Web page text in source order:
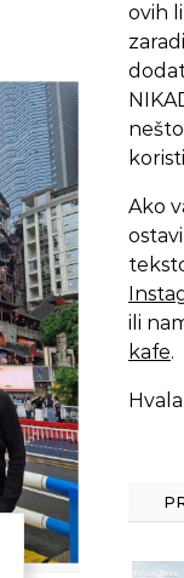
ovih
Ako
ili
kafe.